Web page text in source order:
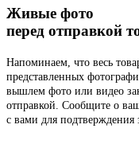
Живые фото
перед отправкой
Напоминаем, что весь
представленных
вышлем фото или видео
отправкой. Сообщите о
с вами для подтверждения